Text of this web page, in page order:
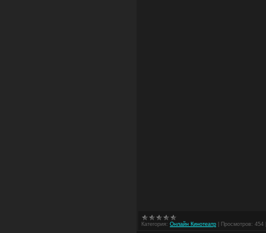
Категория: Онлайн Кинотеатр Просмотров: 454